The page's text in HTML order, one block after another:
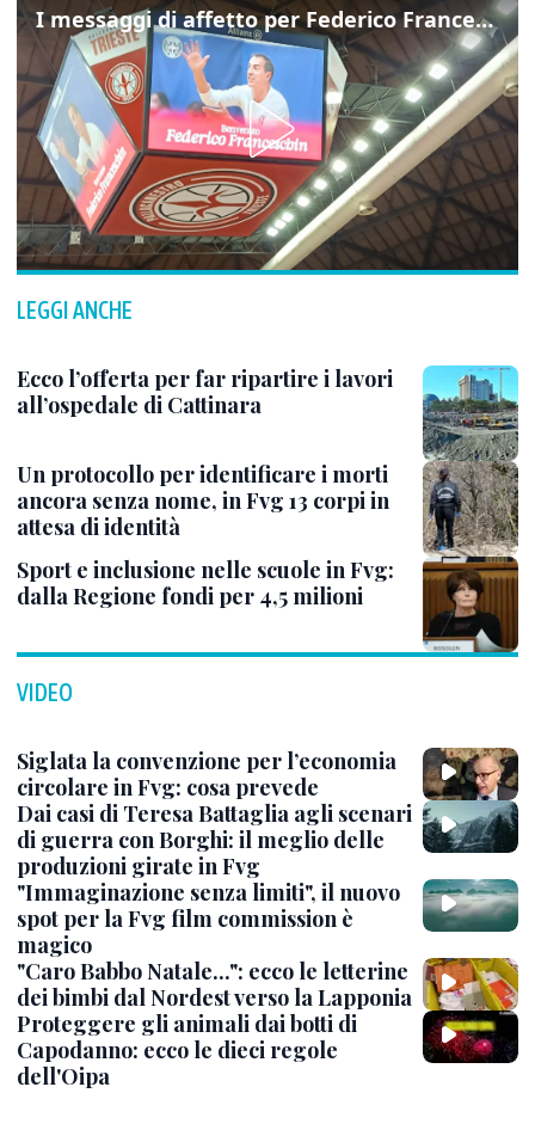
I messaggi di affetto per Federico Franceschin: così il mondo del basket gli è stato accanto fino all’ultimo
LEGGI ANCHE
Ecco l’offerta per far ripartire i lavori
all’ospedale di Cattinara
Un protocollo per identificare i morti
ancora senza nome, in Fvg 13 corpi in
attesa di identità
Sport e inclusione nelle scuole in Fvg:
dalla Regione fondi per 4,5 milioni
VIDEO
Siglata la convenzione per l’economia
circolare in Fvg: cosa prevede
Dai casi di Teresa Battaglia agli scenari
di guerra con Borghi: il meglio delle
produzioni girate in Fvg
"Immaginazione senza limiti", il nuovo
spot per la Fvg film commission è
magico
"Caro Babbo Natale...": ecco le letterine
dei bimbi dal Nordest verso la Lapponia
Proteggere gli animali dai botti di
Capodanno: ecco le dieci regole
dell'Oipa